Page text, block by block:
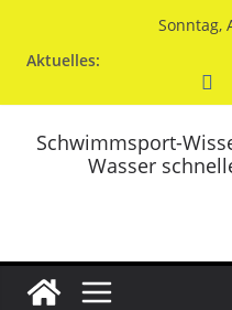
Sonntag,
Aktuelles:
Schwimmsport-
Wasser